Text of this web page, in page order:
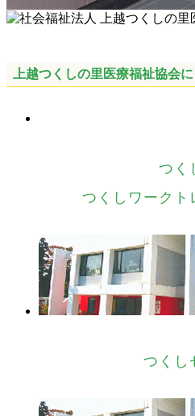
上越つくしの里医療福祉協会
つく
つくしワークト
つくし